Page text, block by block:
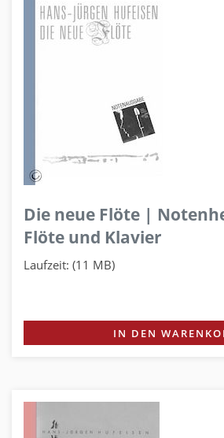
Die neue Flöte |
Flöte und Klavier
Laufzeit: (11 MB)
IN DEN